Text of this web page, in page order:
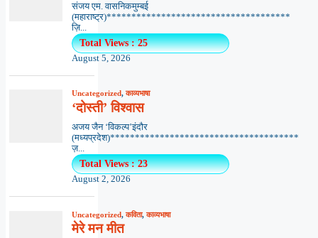
संजय एम. वासनिकमुम्बई
(महाराष्ट्र)*************************************
ज़ि...
Total Views : 25
August 5, 2026
Uncategorized,काव्यभाषा
‘दोस्ती’ विश्वास
अजय जैन ‘विकल्प’इंदौर
(मध्यप्रदेश)**************************************
ज़...
Total Views : 23
August 2, 2026
Uncategorized,कविता,काव्यभाषा
मेरे मन मीत